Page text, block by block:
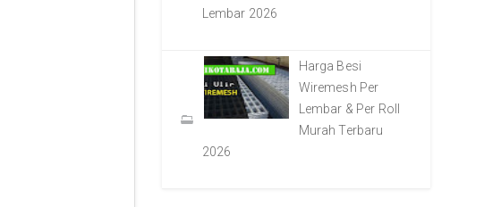
Lembar 2026
Harga Besi
Wiremesh Per
Lembar & Per Roll
Murah Terbaru
2026